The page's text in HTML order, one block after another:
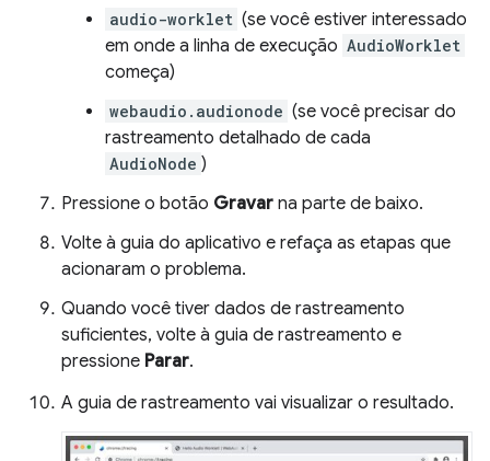
audio-worklet (se você estiver interessado
em onde a linha de execução AudioWorklet
começa)
webaudio.audionode (se você precisar do
rastreamento detalhado de cada
AudioNode )
Pressione o botão Gravar na parte de baixo.
Volte à guia do aplicativo e refaça as etapas que
acionaram o problema.
Quando você tiver dados de rastreamento
suficientes, volte à guia de rastreamento e
pressione Parar.
A guia de rastreamento vai visualizar o resultado.